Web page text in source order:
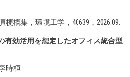
概集，環境工学，40639，2026.09.
有効活用を想定したオフィス統合型
時桓